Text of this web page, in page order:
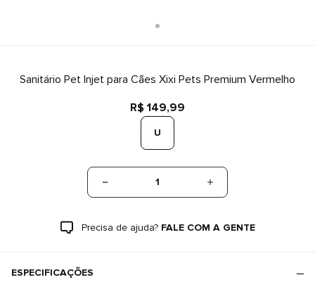
Sanitário Pet Injet para Cães Xixi Pets Premium Vermelho
R$ 149,99
U
1
Precisa de ajuda? FALE COM A GENTE
ESPECIFICAÇÕES